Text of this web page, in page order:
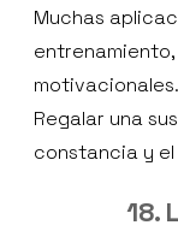
Muchas
motivacionales.
Regalar una
constancia y
18.